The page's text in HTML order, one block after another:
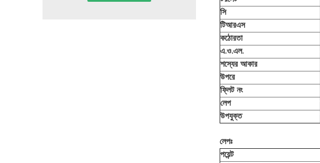
সি
টিআরএস
কঠোরতা
এ.ও.এল.
শস্যের আকার
উপরে
ফ্লিট নং
লেপ
উপযুক্ত
লেপঃ
পয়েন্ট